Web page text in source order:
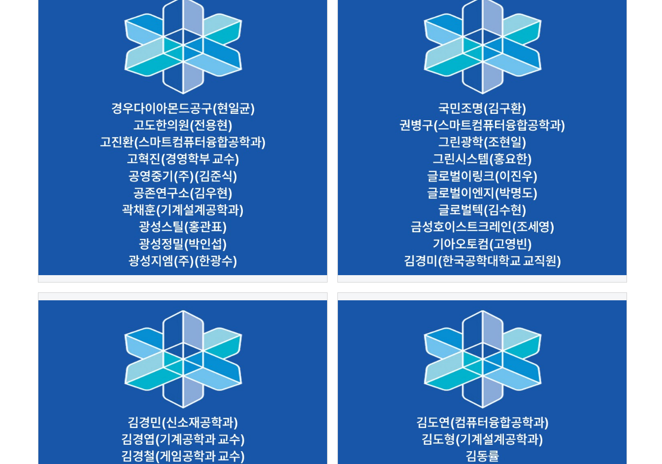
[ㄱ]
경우다이아몬드공구(현일균) 고도한의원(전용현) 고진환(스마트컴퓨터융합
공학과) 고혁진(경영학
2022.10.12 대외협력실 관리인
[ㄱ]
국민조명(김구환) 권병구(스마트컴퓨터융합공학과) 그린광학(조현일) 그린
시스템(홍요한) 글로
2022.10.12 대외협력실 관리인
[ㄱ]
김경민(신소재공학과) 김경엽(기계공학과 교수) 김경철(게임공학과 교수) 김
광(기계설계공학과
[ㄱ]
김도연(컴퓨터융합공학과) 김도형(기계설계공학과) 김동률 김동열(컴퓨터공
학과) 김동우(컴퓨터